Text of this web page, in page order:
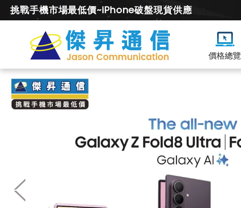
挑戰手機市場最低價~iPhone破盤現貨供應
價格總覽